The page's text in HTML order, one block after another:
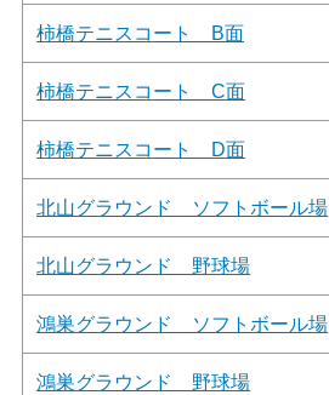
柿橋テニスコート B面
柿橋テニスコート C面
柿橋テニスコート D面
北山グラウンド ソフトボール場
北山グラウンド 野球場
鴻巣グラウンド ソフトボール場
鴻巣グラウンド 野球場